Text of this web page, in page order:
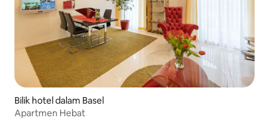
Bilik hotel dalam Basel
Apartmen Hebat